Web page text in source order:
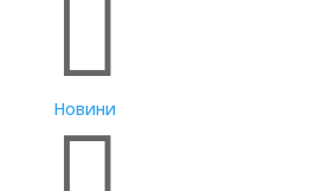

Новини